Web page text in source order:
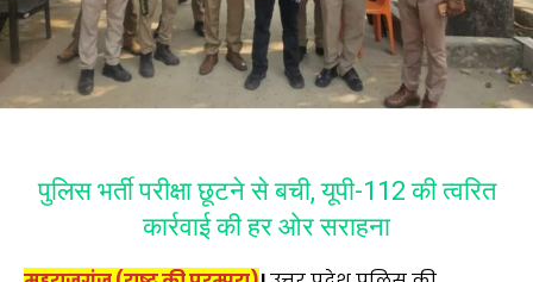
पुलिस भर्ती परीक्षा छूटने से बची, यूपी-112 की त्वरित
कार्रवाई की हर ओर सराहना